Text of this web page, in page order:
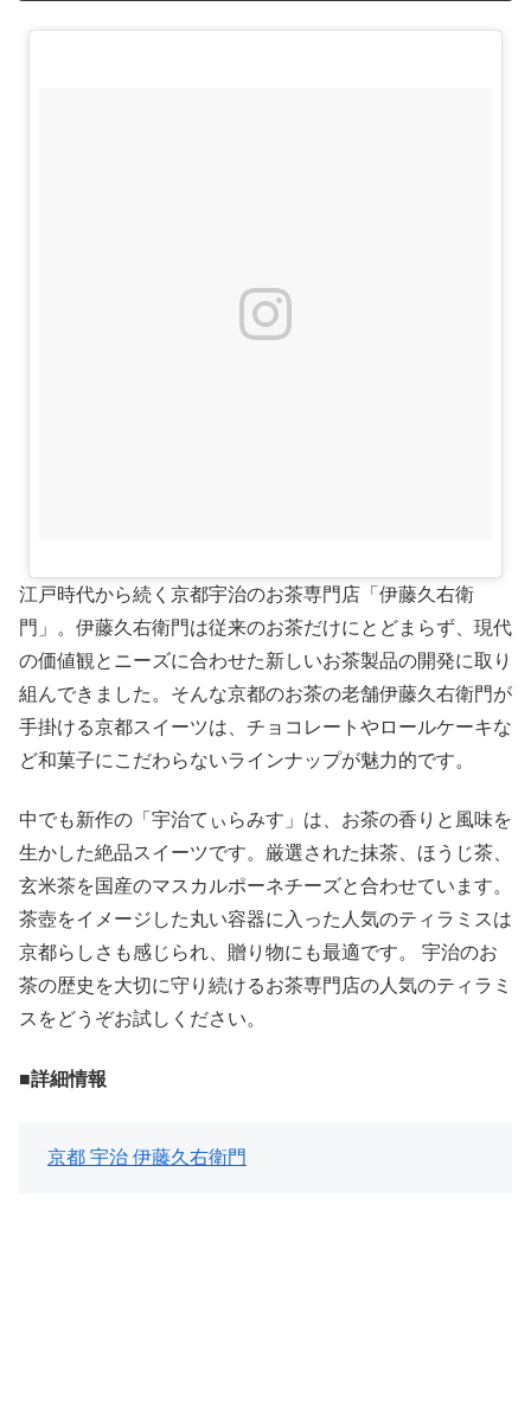
江戸時代から続く京都宇治のお茶専門店「伊藤久右衛
門」。伊藤久右衛門は従来のお茶だけにとどまらず、現代
の価値観とニーズに合わせた新しいお茶製品の開発に取り
組んできました。そんな京都のお茶の老舗伊藤久右衛門が
手掛ける京都スイーツは、チョコレートやロールケーキな
ど和菓子にこだわらないラインナップが魅力的です。
中でも新作の「宇治てぃらみす」は、お茶の香りと風味を
生かした絶品スイーツです。厳選された抹茶、ほうじ茶、
玄米茶を国産のマスカルポーネチーズと合わせています。
茶壺をイメージした丸い容器に入った人気のティラミスは
京都らしさも感じられ、贈り物にも最適です。 宇治のお
茶の歴史を大切に守り続けるお茶専門店の人気のティラミ
スをどうぞお試しください。
■詳細情報
京都 宇治 伊藤久右衛門